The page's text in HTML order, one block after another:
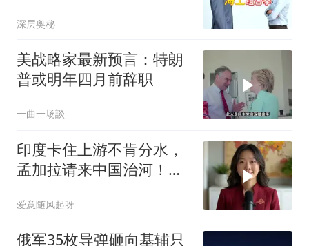
深层奥秘
美战略家最新预言：特朗
普或明年四月前辞职
一曲一场談
印度卡住上游不肯分水，
孟加拉请来中国治河！一
爱意随风起呀
俄军35枚导弹砸向基辅只